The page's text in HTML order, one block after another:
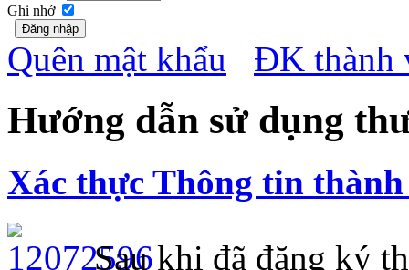
Ghi nhớ
Quên mật khẩu ĐK thành
Hướng dẫn sử dụng
Xác thực Thông tin
Sau khi đã đăng ký